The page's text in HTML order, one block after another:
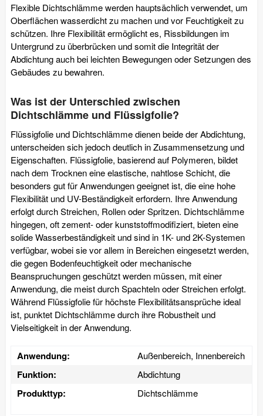
Flexible Dichtschlämme werden hauptsächlich verwendet, um
Oberflächen wasserdicht zu machen und vor Feuchtigkeit zu
schützen. Ihre Flexibilität ermöglicht es, Rissbildungen im
Untergrund zu überbrücken und somit die Integrität der
Abdichtung auch bei leichten Bewegungen oder Setzungen des
Gebäudes zu bewahren.
Was ist der Unterschied zwischen
Dichtschlämme und Flüssigfolie?
Flüssigfolie und Dichtschlämme dienen beide der Abdichtung,
unterscheiden sich jedoch deutlich in Zusammensetzung und
Eigenschaften. Flüssigfolie, basierend auf Polymeren, bildet
nach dem Trocknen eine elastische, nahtlose Schicht, die
besonders gut für Anwendungen geeignet ist, die eine hohe
Flexibilität und UV-Beständigkeit erfordern. Ihre Anwendung
erfolgt durch Streichen, Rollen oder Spritzen. Dichtschlämme
hingegen, oft zement- oder kunststoffmodifiziert, bieten eine
solide Wasserbeständigkeit und sind in 1K- und 2K-Systemen
verfügbar, wobei sie vor allem in Bereichen eingesetzt werden,
die gegen Bodenfeuchtigkeit oder mechanische
Beanspruchungen geschützt werden müssen, mit einer
Anwendung, die meist durch Spachteln oder Streichen erfolgt.
Während Flüssigfolie für höchste Flexibilitätsansprüche ideal
ist, punktet Dichtschlämme durch ihre Robustheit und
Vielseitigkeit in der Anwendung.
Anwendung: Außenbereich, Innenbereich
Funktion: Abdichtung
Produkttyp: Dichtschlämme